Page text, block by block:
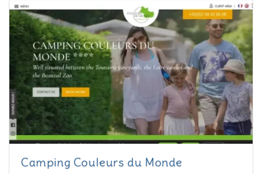
Camping Couleurs du Monde